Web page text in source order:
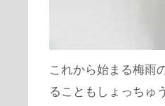
これから始まる梅雨
ることもしょっちゅ